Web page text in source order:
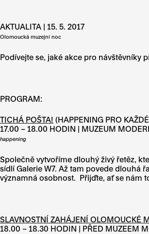
AKTUALITA | 15. 5. 2017
Olomoucká muzejní noc
Podívejte se, jaké akce pro
PROGRAM:
TICHÁ POŠTA! (HAPPENING PRO
17.00 – 18.00 HODIN | MUZEUM
happening
Společně vytvoříme dlouhý živý řetěz,
sídlí Galerie W7. Až tam povede dlouhá
významná osobnost. Přijďte, ať se nám
SLAVNOSTNÍ ZAHÁJENÍ OLOMOUCKÉ
18.00 – 18.30 HODIN | PŘED MUZEEM